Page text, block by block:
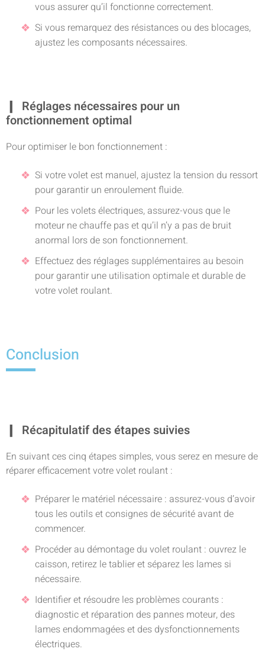
vous assurer qu’il fonctionne correctement.
Si vous remarquez des résistances ou des blocages,
ajustez les composants nécessaires.
Réglages nécessaires pour un
fonctionnement optimal
Pour optimiser le bon fonctionnement :
Si votre volet est manuel, ajustez la tension du ressort
pour garantir un enroulement fluide.
Pour les volets électriques, assurez-vous que le
moteur ne chauffe pas et qu’il n’y a pas de bruit
anormal lors de son fonctionnement.
Effectuez des réglages supplémentaires au besoin
pour garantir une utilisation optimale et durable de
votre volet roulant.
Conclusion
Récapitulatif des étapes suivies
En suivant ces cinq étapes simples, vous serez en mesure de
réparer efficacement votre volet roulant :
Préparer le matériel nécessaire : assurez-vous d’avoir
tous les outils et consignes de sécurité avant de
commencer.
Procéder au démontage du volet roulant : ouvrez le
caisson, retirez le tablier et séparez les lames si
nécessaire.
Identifier et résoudre les problèmes courants :
diagnostic et réparation des pannes moteur, des
lames endommagées et des dysfonctionnements
électriques.